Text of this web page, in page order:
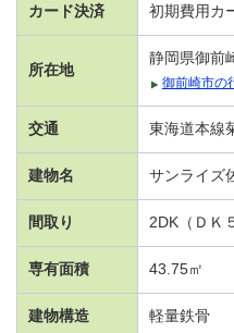
カード決済 初期費用カ
所在地
静岡県御前
御前崎市の
交通 東海道本線
建物名 サンライズ
間取り 2DK（Ｄ
専有面積 43.75㎡
建物構造 軽量鉄骨